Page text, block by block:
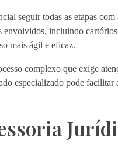
seguir todas as etapas
incluindo
mais ágil e eficaz.
complexo que exige
especializado pode